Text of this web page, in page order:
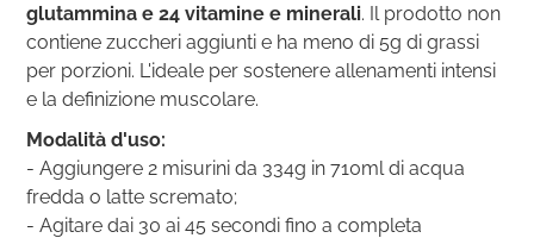
glutammina e 24 vitamine e minerali. Il prodotto non
contiene zuccheri aggiunti e ha meno di 5g di grassi
per porzioni. L'ideale per sostenere allenamenti intensi
e la definizione muscolare.
Modalità d'uso:
- Aggiungere 2 misurini da 334g in 710ml di acqua
fredda o latte scremato;
- Agitare dai 30 ai 45 secondi fino a completa